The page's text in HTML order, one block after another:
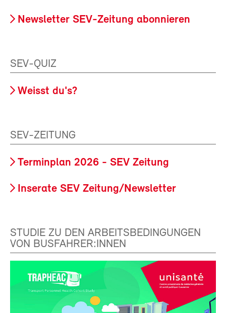
Newsletter SEV-Zeitung abonnieren
SEV-QUIZ
Weisst du's?
SEV-ZEITUNG
Terminplan 2026 - SEV Zeitung
Inserate SEV Zeitung/Newsletter
STUDIE ZU DEN ARBEITSBEDINGUNGEN
VON BUSFAHRER:INNEN